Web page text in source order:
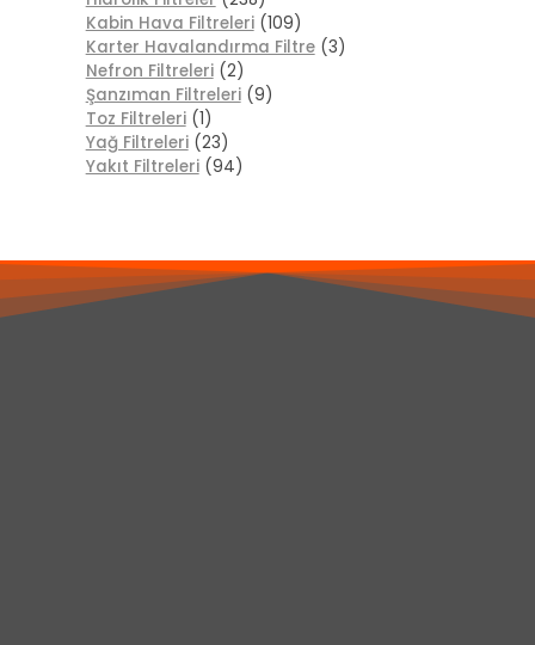
Kabin Hava Filtreleri (109)
Karter Havalandırma Filtre (3)
Nefron Filtreleri (2)
Şanzıman Filtreleri (9)
Toz Filtreleri (1)
Yağ Filtreleri (23)
Yakıt Filtreleri (94)